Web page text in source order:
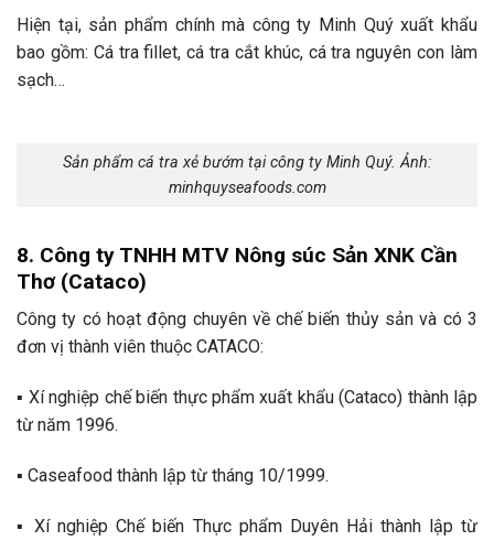
Hiện tại, sản phẩm chính mà công ty Minh Quý xuất khẩu
bao gồm: Cá tra fillet, cá tra cắt khúc, cá tra nguyên con làm
sạch…
Sản phẩm cá tra xẻ bướm tại công ty Minh Quý. Ảnh:
minhquyseafoods.com
8. Công ty TNHH MTV Nông súc Sản XNK Cần
Thơ (Cataco)
Công ty có hoạt động chuyên về chế biến thủy sản và có 3
đơn vị thành viên thuộc CATACO:
▪ Xí nghiệp chế biến thực phẩm xuất khẩu (Cataco) thành lập
từ năm 1996.
▪ Caseafood thành lập từ tháng 10/1999.
▪ Xí nghiệp Chế biến Thực phẩm Duyên Hải thành lập từ